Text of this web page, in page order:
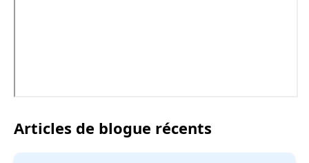
Articles de blogue récents